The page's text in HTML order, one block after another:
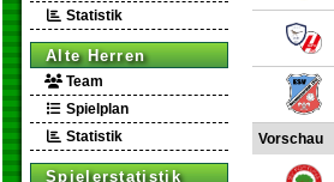
Statistik
Alte Herren
Team
Spielplan
Statistik
Spielerstatistik
Vorschau